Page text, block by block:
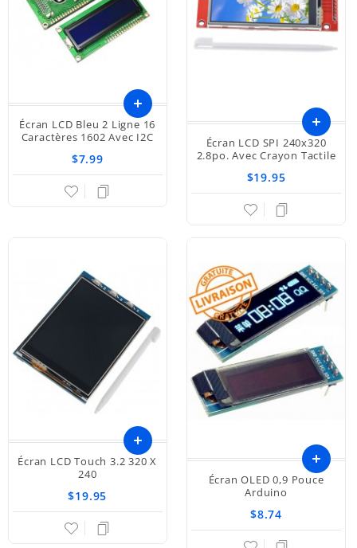
Écran LCD Bleu 2 Ligne 16
Caractères 1602 Avec I2C
$7.99
Ajouter
Écran LCD SPI 240x320
2.8po. Avec Crayon Tactile
$19.95
Écran LCD Touch 3.2 320 X
240
$19.95
Ajouter
Écran OLED 0,9 Pouce
Arduino
$8.74